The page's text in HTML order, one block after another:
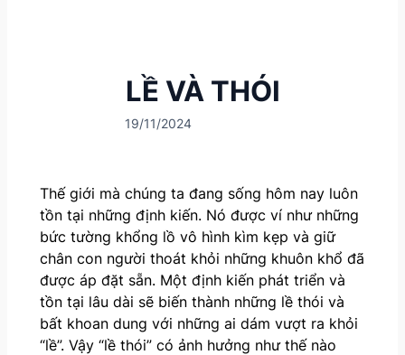
LỀ VÀ THÓI
19/11/2024
Thế giới mà chúng ta đang sống hôm nay luôn
tồn tại những định kiến. Nó được ví như những
bức tường khổng lồ vô hình kìm kẹp và giữ
chân con người thoát khỏi những khuôn khổ đã
được áp đặt sẵn. Một định kiến phát triển và
tồn tại lâu dài sẽ biến thành những lề thói và
bất khoan dung với những ai dám vượt ra khỏi
“lề”. Vậy “lề thói” có ảnh hưởng như thế nào